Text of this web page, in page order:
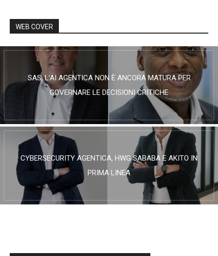
WEB COVER
SAS, L’AI AGENTICA NON È ANCORA MATURA PER
GOVERNARE LE DECISIONI CRITICHE
CYBERSECURITY AGENTICA, HWG SABABA E AKITO IN
PRIMA LINEA